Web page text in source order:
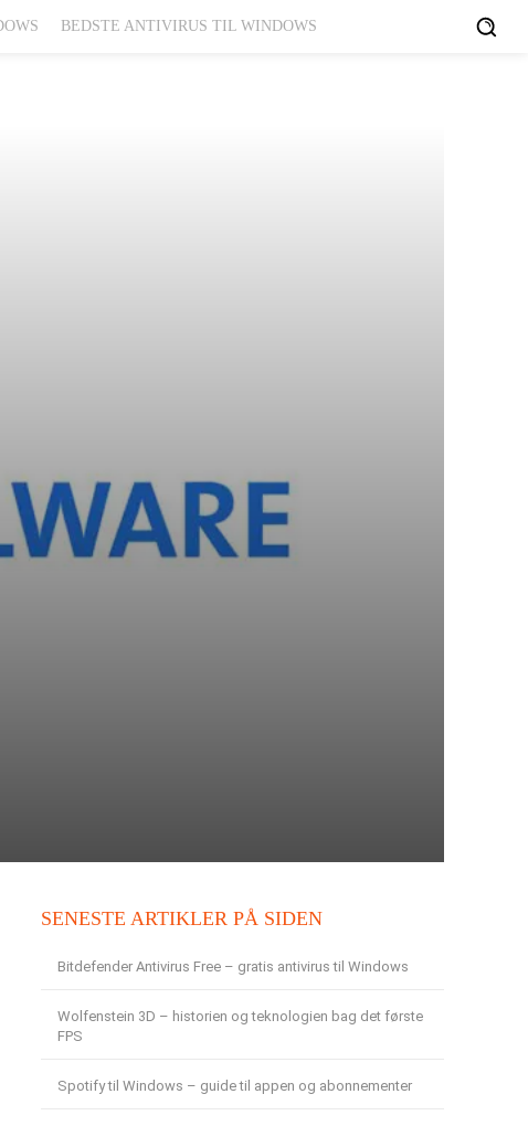
BEDSTE ANTIVIRUS TIL WINDOWS
SENESTE ARTIKLER PÅ SIDEN
Bitdefender Antivirus Free – gratis antivirus til Windows
Wolfenstein 3D – historien og teknologien bag det første
FPS
Spotify til Windows – guide til appen og abonnementer